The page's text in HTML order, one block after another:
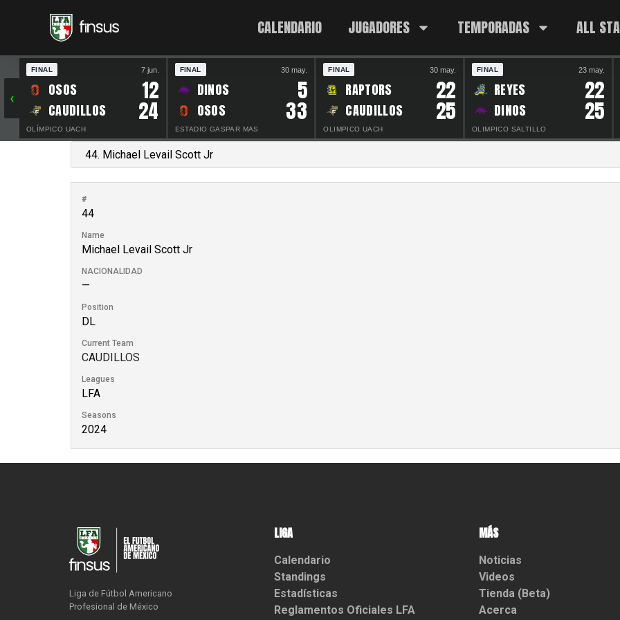
CALENDARIO JUGADORES TEMPORADAS ALL
‹
FINAL 7 jun.
OSOS 12
CAUDILLOS 24
OLÍMPICO UACH
FINAL 30 may.
DINOS 5
OSOS 33
ESTADIO GASPAR MAS
FINAL 30 may.
RAPTORS 22
CAUDILLOS 25
OLIMPICO UACH
FINAL 23 may.
REYES 22
DINOS 25
OLIMPICO SALTILLO
#
44
Name
Michael Levail Scott Jr
NACIONALIDAD
—
Position
DL
Current Team
CAUDILLOS
Leagues
LFA
Seasons
2024
Liga de Fútbol Americano
Profesional de México
LIGA
Calendario
Standings
Estadísticas
Reglamentos Oficiales LFA
MÁS
Noticias
Videos
Tienda (Beta)
Acerca